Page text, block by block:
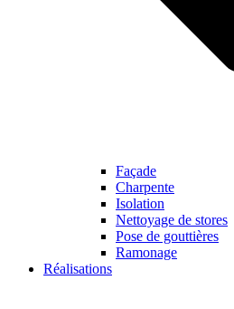
Façade
Charpente
Isolation
Nettoyage de stores
Pose de gouttières
Ramonage
Réalisations